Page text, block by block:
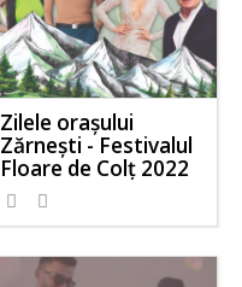
Zilele orașului
Zărnești - Festivalul
Floare de Colț 2022